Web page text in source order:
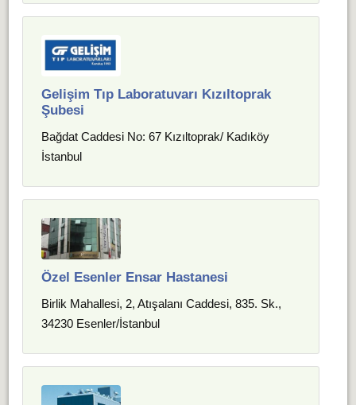
Gelişim Tıp Laboratuvarı Kızıltoprak
Şubesi
Bağdat Caddesi No: 67 Kızıltoprak/ Kadıköy
İstanbul
Özel Esenler Ensar Hastanesi
Birlik Mahallesi, 2, Atışalanı Caddesi, 835. Sk.,
34230 Esenler/İstanbul